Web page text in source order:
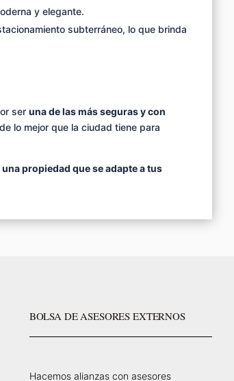
y elegante.
subterráneo, lo que brinda
ser una de las más seguras y con
lo mejor que la ciudad tiene para
propiedad que se adapte a tus
BOLSA DE ASESORES EXTERNOS
Hacemos alianzas con asesores